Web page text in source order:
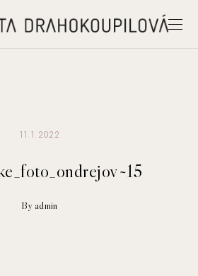
11.1.2022
By admin